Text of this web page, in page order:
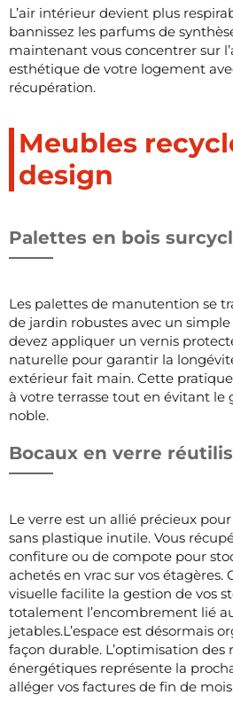
L’air intérieur devient plus
bannissez les parfums de
maintenant vous concentrer sur
esthétique de votre logement
récupération.
Meubles
design
Palettes en bois
Les palettes de manutention se
de jardin robustes avec un
devez appliquer un vernis
naturelle pour garantir la
extérieur fait main. Cette
à votre terrasse tout en évitant le
noble.
Bocaux en verre
Le verre est un allié précieux
sans plastique inutile. Vous
confiture ou de compote pour
achetés en vrac sur vos étagères.
visuelle facilite la gestion de vos
totalement l’encombrement lié
jetables.L’espace est désormais
façon durable. L’optimisation des
énergétiques représente la
alléger vos factures de fin de mois.